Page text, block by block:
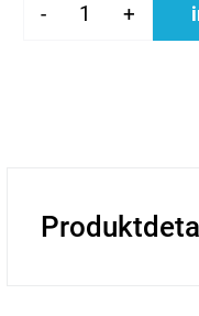
- +